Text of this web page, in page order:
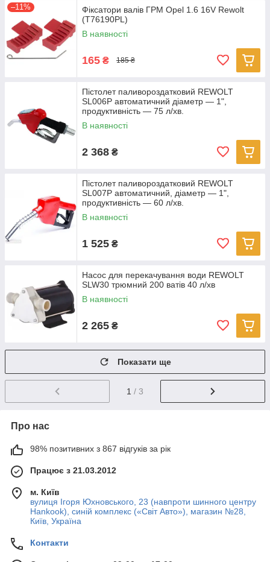
–11%
Фіксатори валів ГРМ Opel 1.6 16V Rewolt
(T76190PL)
В наявності
165 ₴ 185 ₴
Пістолет паливороздатковий REWOLT
SL006P автоматичний діаметр — 1",
продуктивність — 75 л/хв.
В наявності
2 368 ₴
Пістолет паливороздатковий REWOLT
SL007P автоматичний, діаметр — 1",
продуктивність — 60 л/хв.
В наявності
1 525 ₴
Насос для перекачування води REWOLT
SLW30 трюмний 200 ватів 40 л/хв
В наявності
2 265 ₴
Показати ще
1 / 3
Про нас
98% позитивних з 867 відгуків за рік
Працює з 21.03.2012
м. Київ
вулиця Ігоря Юхновського, 23 (навпроти шинного центру
Hankook), синій комплекс («Світ Авто»), магазин №28,
Київ, Україна
Контакти